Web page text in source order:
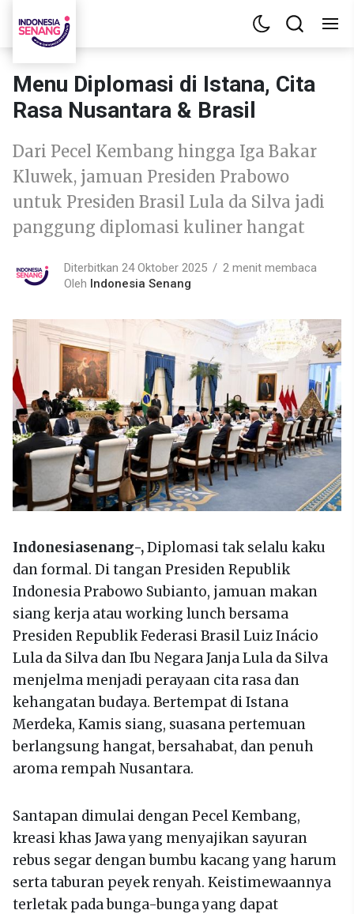
Menu Diplomasi di Istana, Cita
Rasa Nusantara & Brasil
Dari Pecel Kembang hingga Iga Bakar
Kluwek, jamuan Presiden Prabowo
untuk Presiden Brasil Lula da Silva jadi
panggung diplomasi kuliner hangat
Diterbitkan 24 Oktober 2025
2 menit membaca
Oleh Indonesia Senang
Indonesiasenang-,Diplomasi tak selalu kaku
dan formal. Di tangan Presiden Republik
Indonesia Prabowo Subianto, jamuan makan
siang kerja atau working lunch bersama
Presiden Republik Federasi Brasil Luiz Inácio
Lula da Silva dan Ibu Negara Janja Lula da Silva
menjelma menjadi perayaan cita rasa dan
kehangatan budaya. Bertempat di Istana
Merdeka, Kamis siang, suasana pertemuan
berlangsung hangat, bersahabat, dan penuh
aroma rempah Nusantara.
Santapan dimulai dengan Pecel Kembang,
kreasi khas Jawa yang menyajikan sayuran
rebus segar dengan bumbu kacang yang harum
serta taburan peyek renyah. Keistimewaannya
terletak pada bunga-bunga yang dapat